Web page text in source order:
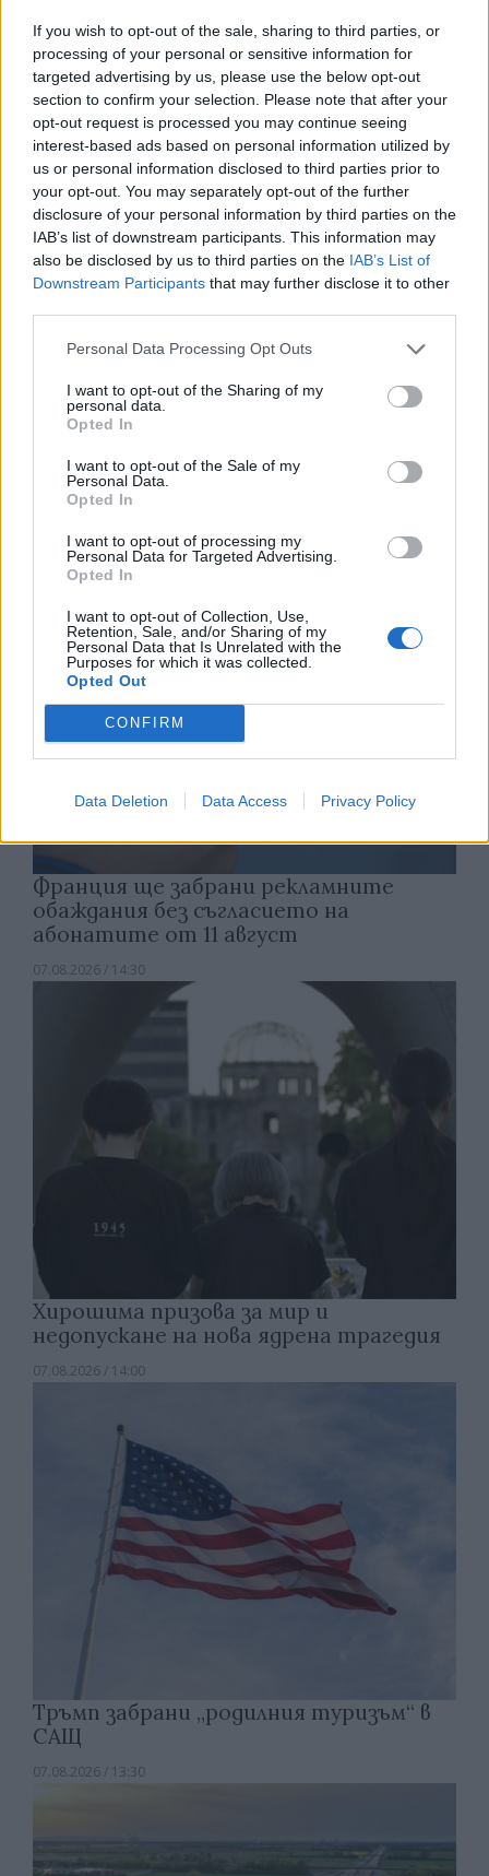
If you wish to opt-out of the sale, sharing to third parties, or
processing of your personal or sensitive information for
targeted advertising by us, please use the below opt-out
section to confirm your selection. Please note that after your
opt-out request is processed you may continue seeing
interest-based ads based on personal information utilized by
us or personal information disclosed to third parties prior to
your opt-out. You may separately opt-out of the further
disclosure of your personal information by third parties on the
IAB’s list of downstream participants. This information may
also be disclosed by us to third parties on the IAB’s List of
Downstream Participants that may further disclose it to other
Personal Data Processing Opt Outs
I want to opt-out of the Sharing of my
personal data.
Opted In
I want to opt-out of the Sale of my
Personal Data.
Opted In
I want to opt-out of processing my
Personal Data for Targeted Advertising.
Opted In
I want to opt-out of Collection, Use,
Retention, Sale, and/or Sharing of my
Personal Data that Is Unrelated with the
Purposes for which it was collected.
Opted Out
CONFIRM
Data Deletion Data Access Privacy Policy
Изкуствен интелект за първи път
създаде нови жизнеспособни вируси
07.08.2026 / 15:30
Астронавти на NASA излязоха в
открития космос
07.08.2026 / 15:00
Франция ще забрани рекламните
обаждания без съгласието на
абонатите от 11 август
07.08.2026 / 14:30
Хирошима призова за мир и
недопускане на нова ядрена трагедия
07.08.2026 / 14:00
Тръмп забрани „родилния туризъм“ в
САЩ
07.08.2026 / 13:30